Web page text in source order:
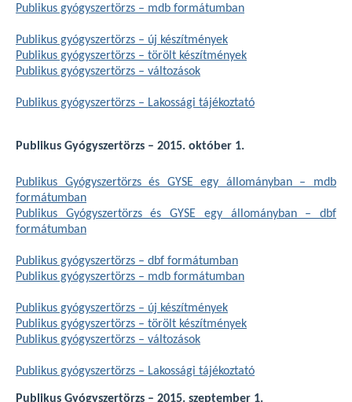
Publikus gyógyszertörzs – mdb formátumban
Publikus gyógyszertörzs – új készítmények
Publikus gyógyszertörzs – törölt készítmények
Publikus gyógyszertörzs – változások
Publikus gyógyszertörzs – Lakossági tájékoztató
Publikus Gyógyszertörzs – 2015. október 1.
Publikus Gyógyszertörzs és GYSE egy állományban – mdb
formátumban
Publikus Gyógyszertörzs és GYSE egy állományban – dbf
formátumban
Publikus gyógyszertörzs – dbf formátumban
Publikus gyógyszertörzs – mdb formátumban
Publikus gyógyszertörzs – új készítmények
Publikus gyógyszertörzs – törölt készítmények
Publikus gyógyszertörzs – változások
Publikus gyógyszertörzs – Lakossági tájékoztató
Publikus Gyógyszertörzs – 2015. szeptember 1.